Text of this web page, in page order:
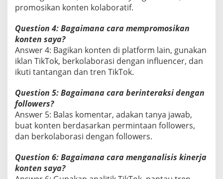
promosikan konten kolaboratif.
Question 4: Bagaimana cara mempromosikan
konten saya?
Answer 4: Bagikan konten di platform lain, gunakan
iklan TikTok, berkolaborasi dengan influencer, dan
ikuti tantangan dan tren TikTok.
Question 5: Bagaimana cara berinteraksi dengan
followers?
Answer 5: Balas komentar, adakan tanya jawab,
buat konten berdasarkan permintaan followers,
dan berkolaborasi dengan followers.
Question 6: Bagaimana cara menganalisis kinerja
konten saya?